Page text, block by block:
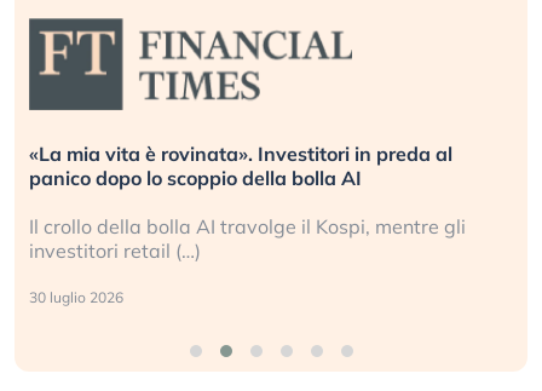
«La mia vita è rovinata». Investitori in preda al
panico dopo lo scoppio della bolla AI
Il crollo della bolla AI travolge il Kospi, mentre gli
investitori retail (…)
30 luglio 2026